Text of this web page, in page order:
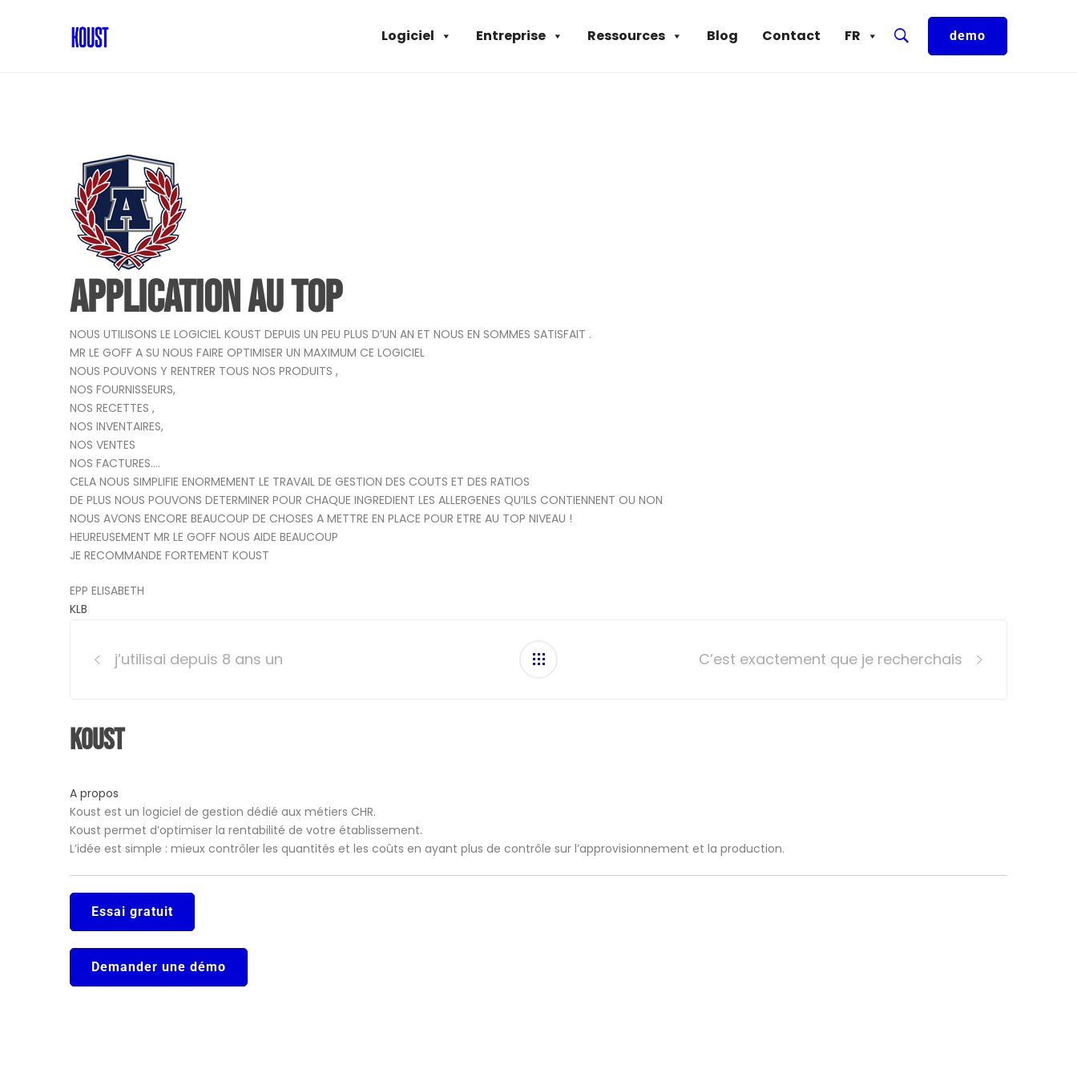
FR
Contact
Blog
Ressources
Entreprise
Logiciel demo
APPLICATION AU TOP
NOUS UTILISONS LE LOGICIEL KOUST DEPUIS UN PEU PLUS D’UN AN ET NOUS EN SOMMES SATISFAIT .
MR LE GOFF A SU NOUS FAIRE OPTIMISER UN MAXIMUM CE LOGICIEL
NOUS POUVONS Y RENTRER TOUS NOS PRODUITS ,
NOS FOURNISSEURS,
NOS RECETTES ,
NOS INVENTAIRES,
NOS VENTES
NOS FACTURES….
CELA NOUS SIMPLIFIE ENORMEMENT LE TRAVAIL DE GESTION DES COUTS ET DES RATIOS
DE PLUS NOUS POUVONS DETERMINER POUR CHAQUE INGREDIENT LES ALLERGENES QU’ILS CONTIENNENT OU NON
NOUS AVONS ENCORE BEAUCOUP DE CHOSES A METTRE EN PLACE POUR ETRE AU TOP NIVEAU !
HEUREUSEMENT MR LE GOFF NOUS AIDE BEAUCOUP
JE RECOMMANDE FORTEMENT KOUST
EPP ELISABETH
KLB
navigation
j’utilisai depuis 8 ans un C’est exactement que je recherchais
Koust
A propos
Koust est un logiciel de gestion dédié aux métiers CHR.
Koust permet d’optimiser la rentabilité de votre établissement.
L’idée est simple : mieux contrôler les quantités et les coûts en ayant plus de contrôle sur l’approvisionnement et la production.
Essai gratuit
Demander une démo